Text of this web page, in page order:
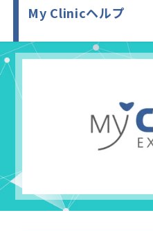
My Clinicヘルプ